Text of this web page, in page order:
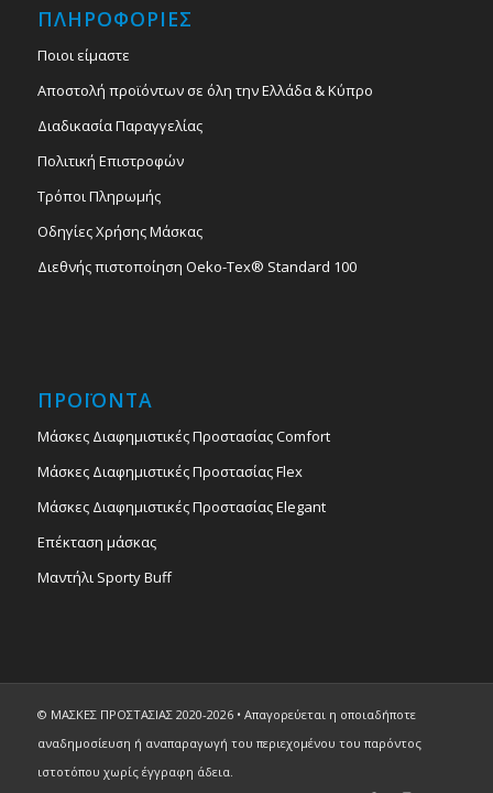
ΠΛΗΡΟΦΟΡΙΕΣ
Ποιοι είμαστε
Αποστολή προϊόντων σε όλη την Ελλάδα & Κύπρο
Διαδικασία Παραγγελίας
Πολιτική Επιστροφών
Τρόποι Πληρωμής
Οδηγίες Χρήσης Μάσκας
Διεθνής πιστοποίηση Oeko-Tex® Standard 100
ΠΡΟΪΟΝΤΑ
Μάσκες Διαφημιστικές Προστασίας Comfort
Μάσκες Διαφημιστικές Προστασίας Flex
Μάσκες Διαφημιστικές Προστασίας Elegant
Επέκταση μάσκας
Μαντήλι Sporty Buff
© ΜΑΣΚΕΣ ΠΡΟΣΤΑΣΙΑΣ 2020-2026 • Απαγορεύεται η οποιαδήποτε
αναδημοσίευση ή αναπαραγωγή του περιεχομένου του παρόντος
ιστοτόπου χωρίς έγγραφη άδεια.